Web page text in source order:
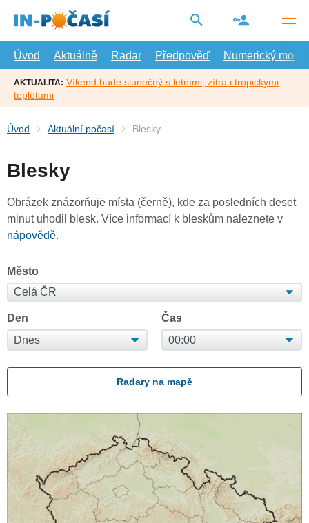
hlavní
Úvod
Aktuálně Radar Předpověď Numerický model
AKTUALITA: Víkend bude slunečný s letními, zítra i tropickými
teplotami
Úvod Aktuální počasí Blesky
Blesky
Obrázek znázorňuje místa (černě), kde za posledních deset
minut uhodil blesk. Více informací k bleskům naleznete v
nápovědě.
Město
Den Čas
Radary na mapě